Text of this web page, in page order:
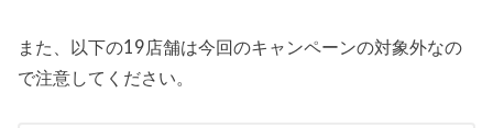
また、以下の19店舗は今回のキャンペーンの対象外なの
で注意してください。